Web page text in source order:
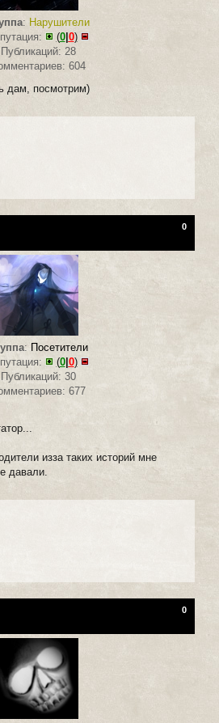
: Нарушители
(0|0)
Публикаций: 28
604
дам, посмотрим)
0
: Посетители
(0|0)
Публикаций: 30
677
изза таких историй мне
давали.
0